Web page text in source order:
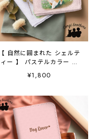
【 自然に囲まれた シェルテ
ィー 】 パステルカラー ハ
ンカチ 2枚セット 犬 ペ
ット うちの子 プレゼン
¥1,800